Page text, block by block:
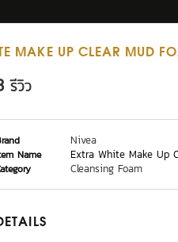
MAKE UP CLEAR MUD
รีวิว
Nivea
Name Extra White Make Up
Cleansing Foam